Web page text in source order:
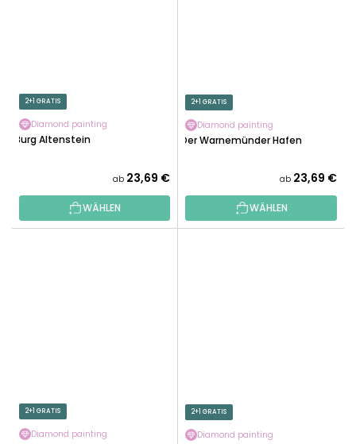
2+1 GRATIS
Diamond painting
Burg Altenstein
ab 23,69 €
WÄHLEN
2+1 GRATIS
Diamond painting
Der Warnemünder Hafen
ab 23,69 €
WÄHLEN
2+1 GRATIS
Diamond painting
2+1 GRATIS
Diamond painting